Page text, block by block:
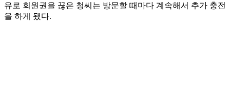
유로 회원권을 끊은 청씨는 방문할 때마다 계속해서 추가 충전
을 하게 됐다.